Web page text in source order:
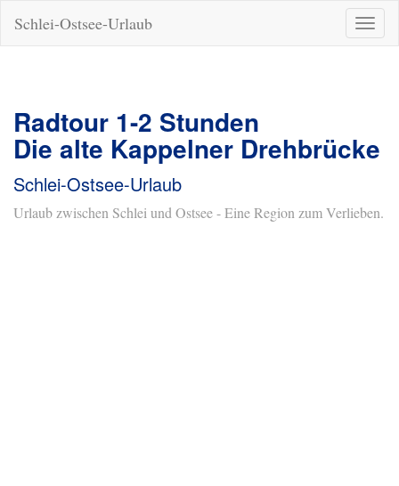
ein-/
Schlei-Ostsee-Urlaub
Radtour 1-2 Stunden
Die alte Kappelner Drehbrücke
Schlei-Ostsee-Urlaub
Urlaub zwischen Schlei und Ostsee - Eine Region zum Verlieben.